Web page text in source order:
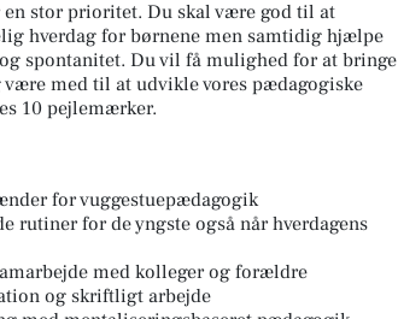
stor prioritet. Du skal være god til at
hverdag for børnene men samtidig hjælpe
spontanitet. Du vil få mulighed for at bringe
med til at udvikle vores pædagogiske
10 pejlemærker.
for vuggestuepædagogik
rutiner for de yngste også når hverdagens
med kolleger og forældre
og skriftligt arbejde